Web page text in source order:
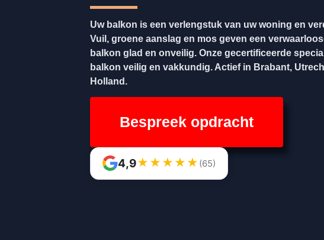
Uw balkon is een verlengstuk van uw woning en
Vuil, groene aanslag en mos geven een
balkon glad en onveilig. Onze gecertificeerde
balkon veilig en vakkundig. Actief in Brabant,
Holland.
Bespreek opdracht
4,9★ ★ ★ ★ ★ (65)